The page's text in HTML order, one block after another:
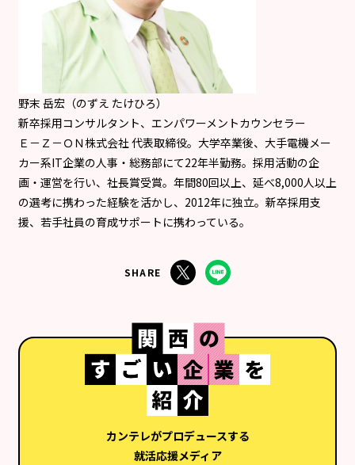
野末 岳宏（のずえ たけひろ）
新卒採用コンサルタント、エンパワーメントカウンセラー
Ｅ－Ｚ－ＯＮ株式会社 代表取締役。大学卒業後、大手電機メー
カー系IT企業の人事・総務部にて22年半勤務。採用活動の企
画・運営を行い、社長賞受賞。年間80回以上、延べ8,000人以上
の選考に携わった経験を活かし、2012年に独立。新卒採用支
援、若手社員の育成サポートに携わっている。
SHARE
カンテレがプロデュースする
就活応援メディア